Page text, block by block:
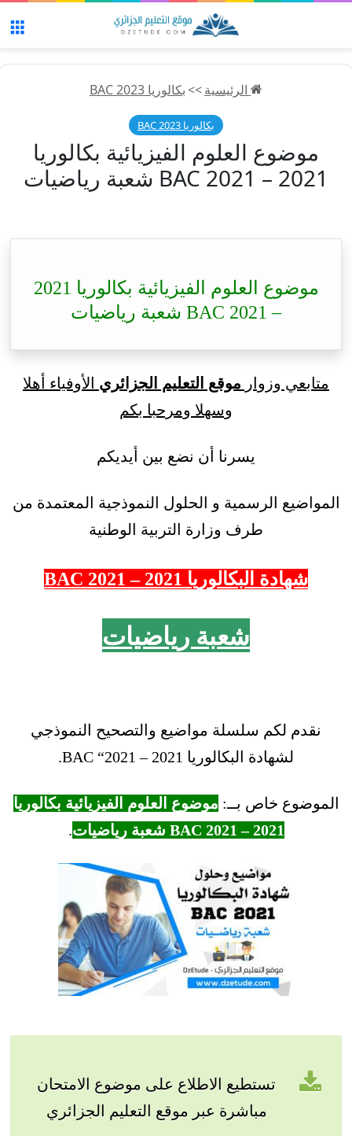
الرئيسية>>بكالوريا 2023 BAC
بكالوريا 2023 BAC
موضوع العلوم الفيزيائية بكالوريا
2021 – BAC 2021 شعبة رياضيات
موضوع العلوم الفيزيائية بكالوريا 2021
– BAC 2021 شعبة رياضيات
متابعي وزوار موقع التعليم الجزائري الأوفياء أهلا
وسهلا ومرحبا بكم
يسرنا أن نضع بين أيديكم
المواضيع الرسمية و الحلول النموذجية المعتمدة من
طرف وزارة التربية الوطنية
شهادة البكالوريا 2021 – 2021 BAC
شعبة رياضيات
نقدم لكم سلسلة مواضيع والتصحيح النموذجي
لشهادة البكالوريا 2021 – BAC “2021.
الموضوع خاص بــ: موضوع العلوم الفيزيائية بكالوريا
2021 – BAC 2021 شعبة رياضيات
.
تستطيع الاطلاع على موضوع الامتحان
مباشرة عبر موقع التعليم الجزائري